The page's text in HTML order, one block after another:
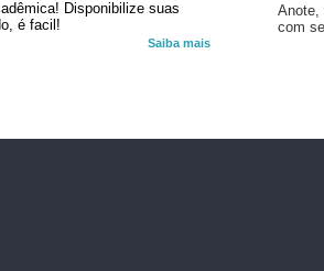
Anote,
com
Disponibilize suas
é facil!
Saiba mais